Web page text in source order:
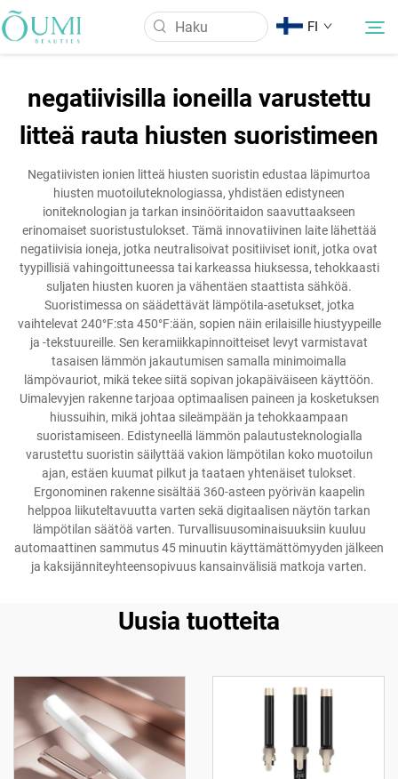
FI
Tietoa meistä
Tuotteet
Uutiset
Käyttö
Ota Yhteyttä
negatiivisilla ioneilla varustettu
litteä rauta hiusten suoristimeen
Negatiivisten ionien litteä hiusten suoristin edustaa läpimurtoa
hiusten muotoiluteknologiassa, yhdistäen edistyneen
ioniteknologian ja tarkan insinööritaidon saavuttaakseen
erinomaiset suoristustulokset. Tämä innovatiivinen laite lähettää
negatiivisia ioneja, jotka neutralisoivat positiiviset ionit, jotka ovat
tyypillisiä vahingoittuneessa tai karkeassa hiuksessa, tehokkaasti
suljaten hiusten kuoren ja vähentäen staattista sähköä.
Suoristimessa on säädettävät lämpötila-asetukset, jotka
vaihtelevat 240°F:sta 450°F:ään, sopien näin erilaisille hiustyypeille
ja -tekstuureille. Sen keramiikkapinnoitteiset levyt varmistavat
tasaisen lämmön jakautumisen samalla minimoimalla
lämpövauriot, mikä tekee siitä sopivan jokapäiväiseen käyttöön.
Uimalevyjen rakenne tarjoaa optimaalisen paineen ja kosketuksen
hiussuihin, mikä johtaa sileämpään ja tehokkaampaan
suoristamiseen. Edistyneellä lämmön palautusteknologialla
varustettu suoristin säilyttää vakion lämpötilan koko muotoilun
ajan, estäen kuumat pilkut ja taataen yhtenäiset tulokset.
Ergonominen rakenne sisältää 360-asteen pyörivän kaapelin
helppoa liikuteltavuutta varten sekä digitaalisen näytön tarkan
lämpötilan säätöä varten. Turvallisuusominaisuuksiin kuuluu
automaattinen sammutus 45 minuutin käyttämättömyyden jälkeen
ja kaksijänniteyhteensopivuus kansainvälisiä matkoja varten.
Uusia tuotteita